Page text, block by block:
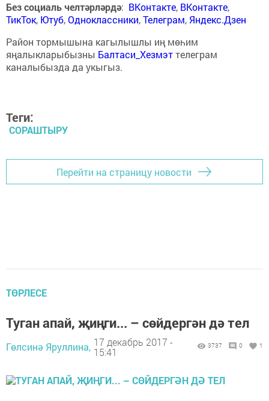
Без социаль челтәрләрдә: ВКонтакте, ВКонтакте,
ТикТок, Ютуб,Одноклассники,Телеграм, Яндекс.Дзен
Район тормышына кагылышлы иң мөһим
яңалыкларыбызны Балтаси_Хезмэттелеграм
каналыбызда да укыгыз.
Теги:
СОРАШТЫРУ
Перейти на страницу новости
ТӨРЛЕСЕ
Туган апай, җиңги... – сөйдергән дә тел
Гөлсинә Яруллина, 17 декабрь 2017 -
15:41
3737 0 1